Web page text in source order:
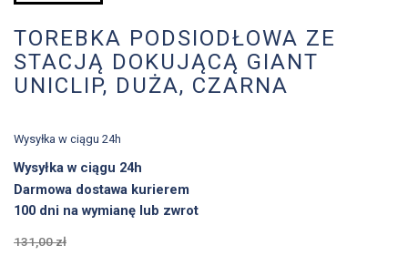
TOREBKA PODSIODŁOWA ZE
STACJĄ DOKUJĄCĄ GIANT
UNICLIP, DUŻA, CZARNA
Wysyłka w ciągu 24h
Wysyłka w ciągu 24h
Darmowa dostawa kurierem
100 dni na wymianę lub zwrot
131,00 zł